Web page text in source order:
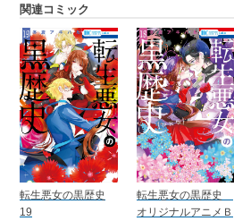
関連コミック
転生悪女の黒歴史
19
転生悪女の黒歴史
オリジナルアニメＢ